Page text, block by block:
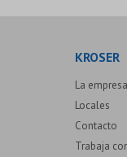
KROSER
La empresa
Locales
Contacto
Trabaja